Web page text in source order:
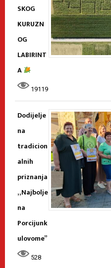
SKOG
KURUZN
OG
LABIRINT
A
19119
Dodijelje
na
tradicion
alnih
priznanja
„Najbolje
na
Porcijunk
ulovome”
528